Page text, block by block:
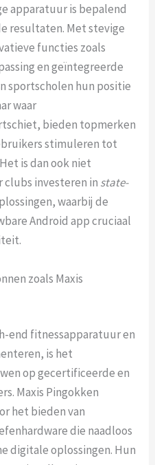
apparatuur is bepalend
resultaten. Met stevige
functies zoals
en geïntegreerde
sportscholen hun positie
waar
bieden topmerken
stimuleren tot
is dan ook niet
clubs investeren in state-
waarbij de
Android app cruciaal
zoals Maxis
end fitnessapparatuur en
is het
op gecertificeerde en
Maxis Pingokken
het bieden van
die naadloos
digitale oplossingen. Hun